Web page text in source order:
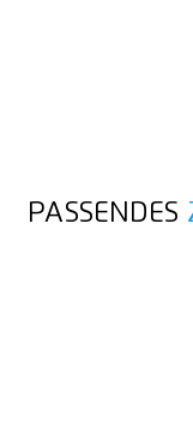
PASSENDES